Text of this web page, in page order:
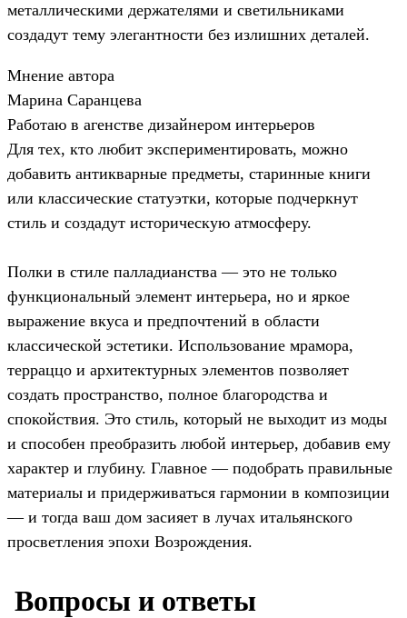
металлическими держателями и светильниками
создадут тему элегантности без излишних деталей.
Мнение автора
Марина Саранцева
Работаю в агенстве дизайнером интерьеров
Для тех, кто любит экспериментировать, можно
добавить антикварные предметы, старинные книги
или классические статуэтки, которые подчеркнут
стиль и создадут историческую атмосферу.
Полки в стиле палладианства — это не только
функциональный элемент интерьера, но и яркое
выражение вкуса и предпочтений в области
классической эстетики. Использование мрамора,
терраццо и архитектурных элементов позволяет
создать пространство, полное благородства и
спокойствия. Это стиль, который не выходит из моды
и способен преобразить любой интерьер, добавив ему
характер и глубину. Главное — подобрать правильные
материалы и придерживаться гармонии в композиции
— и тогда ваш дом засияет в лучах итальянского
просветления эпохи Возрождения.
️ Вопросы и ответы